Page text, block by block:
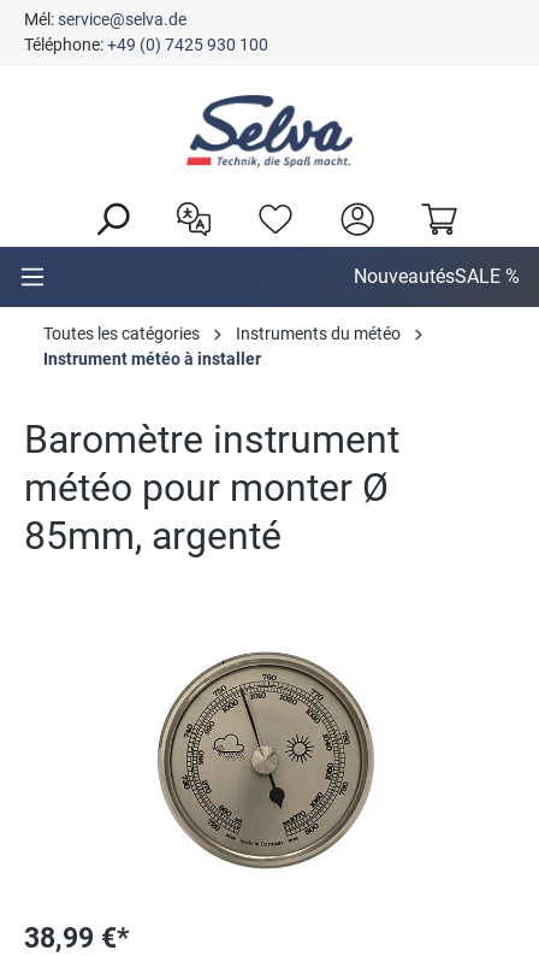
principal
Mél:service@selva.de
Téléphone:+49 (0) 7425 930 100
NouveautésSALE %
Toutes les catégories
Instruments du météo
Instrument météo à installer
Baromètre instrument
météo pour monter Ø
85mm, argenté
38,99 €*